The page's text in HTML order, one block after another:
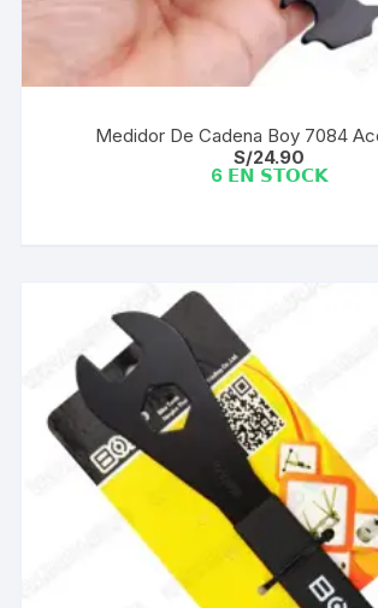
Medidor De Cadena Boy 7084
S/24.90
6 𝗘𝗡 𝗦𝗧𝗢𝗖𝗞